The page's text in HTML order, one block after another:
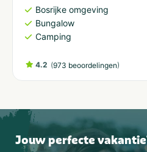
Bosrijke omgeving
Bungalow
Camping
4.2 (973 beoordelingen)
Jouw perfecte